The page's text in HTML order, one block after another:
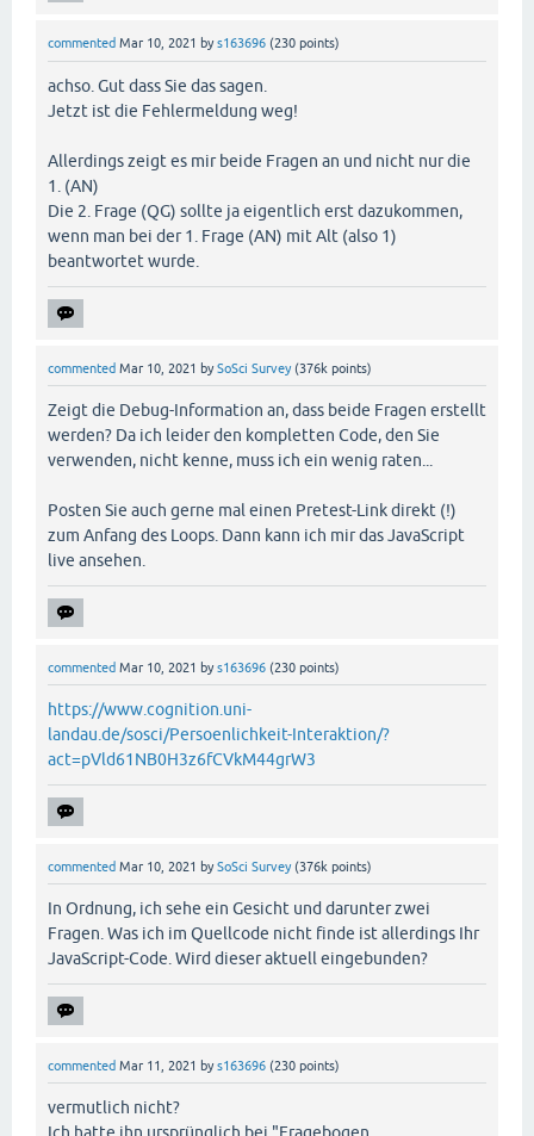
commented Mar 10, 2021 bys163696 (230 points)
achso. Gut dass Sie das sagen.
Jetzt ist die Fehlermeldung weg!
Allerdings zeigt es mir beide Fragen an und nicht nur die
1. (AN)
Die 2. Frage (QG) sollte ja eigentlich erst dazukommen,
wenn man bei der 1. Frage (AN) mit Alt (also 1)
beantwortet wurde.
commented Mar 10, 2021 bySoSci Survey (376k points)
Zeigt die Debug-Information an, dass beide Fragen erstellt
werden? Da ich leider den kompletten Code, den Sie
verwenden, nicht kenne, muss ich ein wenig raten...
Posten Sie auch gerne mal einen Pretest-Link direkt (!)
zum Anfang des Loops. Dann kann ich mir das JavaScript
live ansehen.
commented Mar 10, 2021 bys163696 (230 points)
https://www.cognition.uni-
landau.de/sosci/Persoenlichkeit-Interaktion/?
act=pVld61NB0H3z6fCVkM44grW3
commented Mar 10, 2021 bySoSci Survey (376k points)
In Ordnung, ich sehe ein Gesicht und darunter zwei
Fragen. Was ich im Quellcode nicht finde ist allerdings Ihr
JavaScript-Code. Wird dieser aktuell eingebunden?
commented Mar 11, 2021 bys163696 (230 points)
vermutlich nicht?